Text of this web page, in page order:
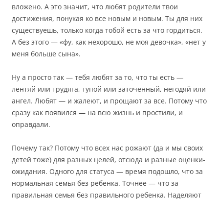
вложено. А это значит, что любят родители твои
достижения, понукая ко все новым и новым. Ты для них
существуешь, только когда тобой есть за что гордиться.
А без этого — «фу, как нехорошо, не моя девочка», «нет у
меня больше сына».
Ну а просто так — тебя любят за то, что ты есть —
лентяй или трудяга, тупой или заточенный, негодяй или
ангел. Любят — и жалеют, и прощают за все. Потому что
сразу как появился — на всю жизнь и простили, и
оправдали.
Почему так? Потому что всех нас рожают (да и мы своих
детей тоже) для разных целей, отсюда и разные оценки-
ожидания. Одного для статуса — время подошло, что за
нормальная семья без ребенка. Точнее — что за
правильная семья без правильного ребенка. Наделяют